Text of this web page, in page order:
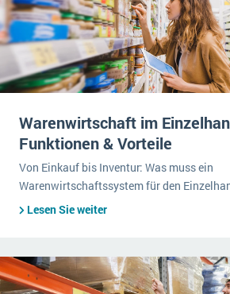
Warenwirtschaft im
Funktionen & Vorteile
Von Einkauf bis Inventur: Was muss ein
Warenwirtschaftssystem für den
Lesen Sie weiter